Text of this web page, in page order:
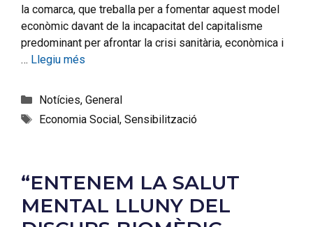
la comarca, que treballa per a fomentar aquest model
econòmic davant de la incapacitat del capitalisme
predominant per afrontar la crisi sanitària, econòmica i
… Llegiu més
Notícies, General
Economia Social, Sensibilització
“ENTENEM LA SALUT
MENTAL LLUNY DEL